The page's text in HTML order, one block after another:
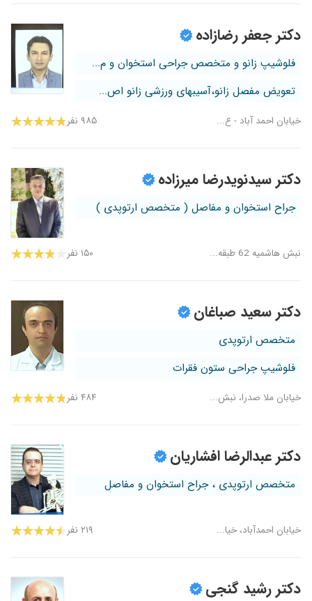
دکتر جعفر رضازاده
فلوشیپ زانو و متخصص جراحی استخوان و م...
تعویض مفصل زانو،آسیبهای ورزشی زانو اص...
خیابان احمد آباد - ع... ۹۸۵ نفر
دکتر سیدنویدرضا میرزاده
جراح استخوان و مفاصل ( متخصص ارتوپدی )
نبش هاشمیه 62 طبقه... ۱۵۰ نفر
دکتر سعید صباغان
متخصص ارتوپدی
فلوشیپ جراحی ستون فقرات
خیابان ملا صدرا، نبش... ۴۸۴ نفر
دکتر عبدالرضا افشاریان
متخصص ارتوپدی ، جراح استخوان و مفاصل
خیابان احمدآباد، خیا... ۲۱۹ نفر
دکتر رشید گنجی